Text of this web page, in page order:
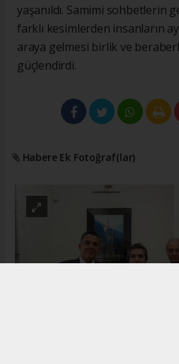
yaşanıldı. Samimi sohbetlerin
farklı kesimlerden insanların
araya gelmesi birlik ve
güçlendirdi.
Habere Ek Fotoğraf(lar)